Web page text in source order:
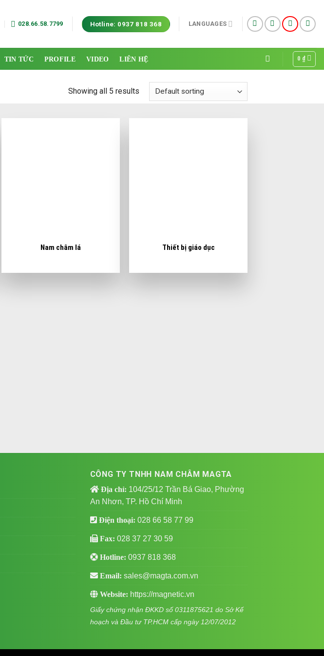
028.66.58.7799 Hotline: 0937 818 368 LANGUAGES
TIN TỨC PROFILE VIDEO LIÊN HỆ 0 ₫
Showing all 5 results
Nam châm lá Thiết bị giáo dục
CÔNG TY TNHH NAM CHÂM MAGTA
Địa chỉ: 104/25/12 Trần Bá Giao, Phường
An Nhơn, TP. Hồ Chí Minh
Điện thoại: 028 66 58 77 99
Fax: 028 37 27 30 59
Hotline: 0937 818 368
Email: sales@magta.com.vn
Website: https://magnetic.vn
Giấy chứng nhận ĐKKD số 0311875621 do Sở Kế
hoạch và Đầu tư TP.HCM cấp ngày 12/07/2012